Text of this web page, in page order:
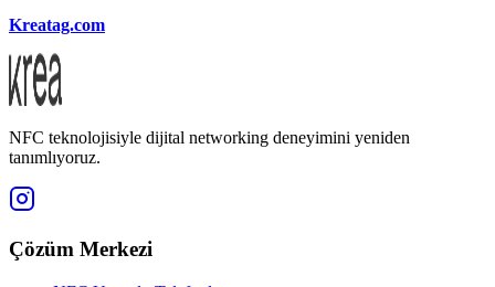
Kreatag.com
NFC teknolojisiyle dijital networking deneyimini yeniden
tanımlıyoruz.
Çözüm Merkezi